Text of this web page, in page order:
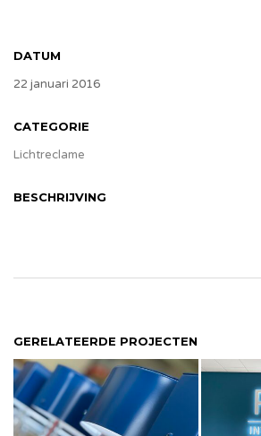
DATUM
22 januari 2016
CATEGORIE
Lichtreclame
BESCHRIJVING
GERELATEERDE PROJECTEN